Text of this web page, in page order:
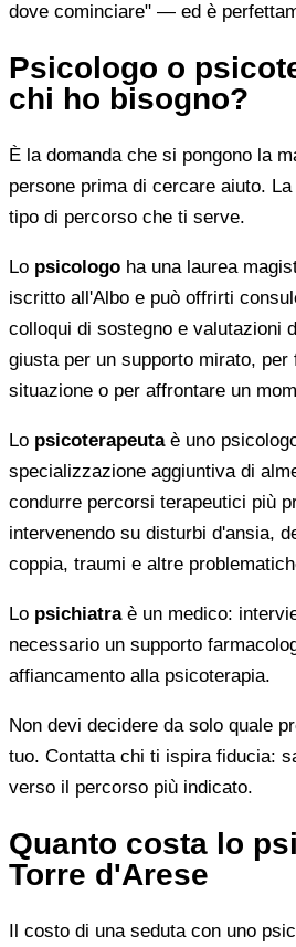
dove cominciare" — ed è
Psicologo o
chi ho bisogno?
È la domanda che si pongono la
persone prima di cercare aiuto.
tipo di percorso che ti serve.
Lo psicologo ha una laurea
iscritto all'Albo e può offrirti
colloqui di sostegno e valutazioni
giusta per un supporto mirato,
situazione o per affrontare un
Lo psicoterapeutaè uno
specializzazione aggiuntiva di
condurre percorsi terapeutici più
intervenendo su disturbi d'ansia,
coppia, traumi e altre
Lo psichiatraè un medico:
necessario un supporto
affiancamento alla psicoterapia.
Non devi decidere da solo quale
tuo. Contatta chi ti ispira fiducia:
verso il percorso più indicato.
Quanto costa lo
Torre d'Arese
Il costo di una seduta con uno